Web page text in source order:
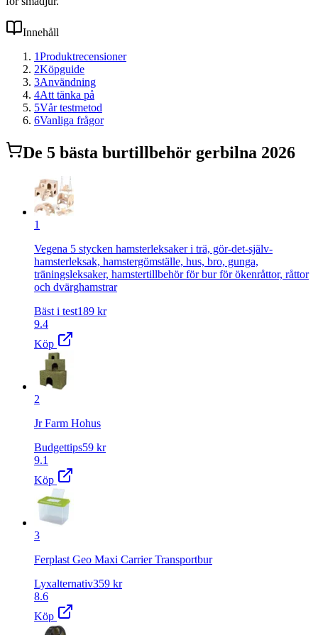
Innehåll
1Produktrecensioner
2Köpguide
3Användning
4Att tänka på
5Vår testmetod
6Vanliga frågor
De 5 bästa burtillbehör gerbilna 2026
1
Vegena 5 stycken hamsterleksaker i trä, gör-det-själv-
hamsterleksak, hamstergömställe, hus, bro, gunga,
träningsleksaker, hamstertillbehör för bur för ökenråttor, råttor
och dvärghamstrar
Bäst i test189 kr
9.4
Köp
2
Jr Farm Hohus
Budgettips59 kr
9.1
Köp
3
Ferplast Geo Maxi Carrier Transportbur
Lyxalternativ359 kr
8.6
Köp